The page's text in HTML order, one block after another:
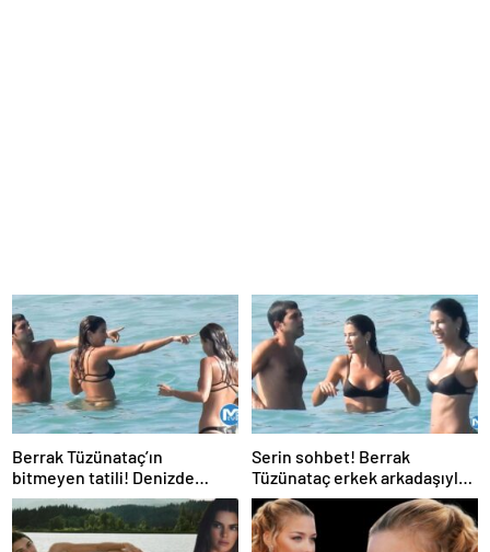
Berrak Tüzünataç’ın
bitmeyen tatili! Denizde
sohbet etti
Serin sohbet! Berrak
Tüzünataç erkek arkadaşıyla
tatilde…